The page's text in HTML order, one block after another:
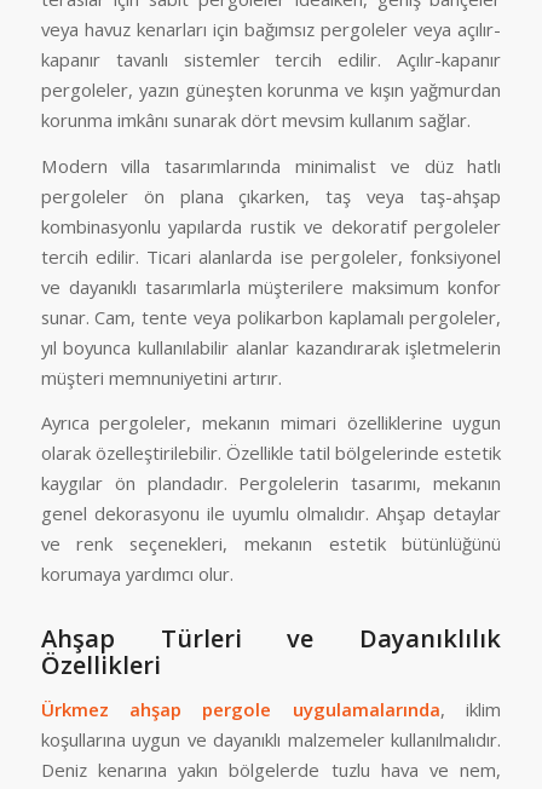
veya havuz kenarları için bağımsız pergoleler veya açılır-
kapanır tavanlı sistemler tercih edilir. Açılır-kapanır
pergoleler, yazın güneşten korunma ve kışın yağmurdan
korunma imkânı sunarak dört mevsim kullanım sağlar.
Modern villa tasarımlarında minimalist ve düz hatlı
pergoleler ön plana çıkarken, taş veya taş-ahşap
kombinasyonlu yapılarda rustik ve dekoratif pergoleler
tercih edilir. Ticari alanlarda ise pergoleler, fonksiyonel
ve dayanıklı tasarımlarla müşterilere maksimum konfor
sunar. Cam, tente veya polikarbon kaplamalı pergoleler,
yıl boyunca kullanılabilir alanlar kazandırarak işletmelerin
müşteri memnuniyetini artırır.
Ayrıca pergoleler, mekanın mimari özelliklerine uygun
olarak özelleştirilebilir. Özellikle tatil bölgelerinde estetik
kaygılar ön plandadır. Pergolelerin tasarımı, mekanın
genel dekorasyonu ile uyumlu olmalıdır. Ahşap detaylar
ve renk seçenekleri, mekanın estetik bütünlüğünü
korumaya yardımcı olur.
Ahşap Türleri ve Dayanıklılık
Özellikleri
Ürkmez ahşap pergole uygulamalarında, iklim
koşullarına uygun ve dayanıklı malzemeler kullanılmalıdır.
Deniz kenarına yakın bölgelerde tuzlu hava ve nem,